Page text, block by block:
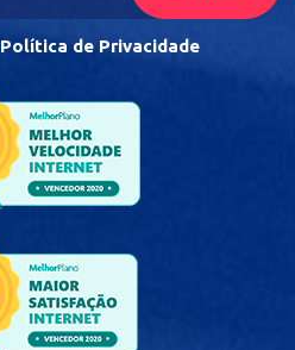
Política de Privacidade